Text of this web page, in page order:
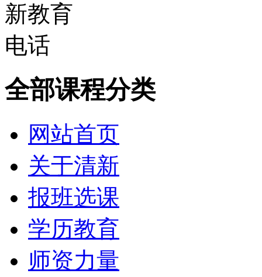
全部课程分类
网站首页
关于清新
报班选课
学历教育
师资力量